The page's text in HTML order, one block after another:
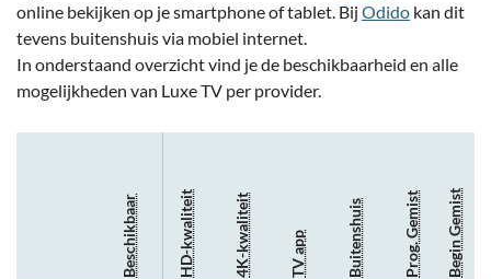
online bekijken op je smartphone of tablet. Bij Odido kan dit
tevens buitenshuis via mobiel internet.
In onderstaand overzicht vind je de beschikbaarheid en alle
mogelijkheden van Luxe TV per provider.
Beschikbaar HD-kwaliteit 4K-kwaliteit TV app Buitenshuis Prog. Gemist Begin Gemist